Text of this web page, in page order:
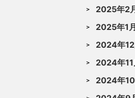
2025年2
2025年1月
2024年12
2024年11
2024年10